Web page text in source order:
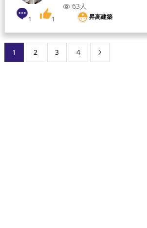
63人
昇高建築
1 1
1 2 3 4 